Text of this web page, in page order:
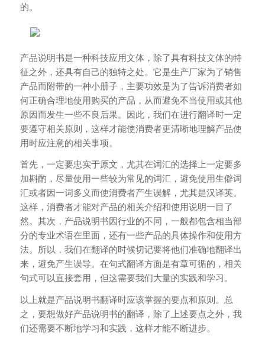
的。
产品说明书是一种科技应用文体，除了具有科技文体的特
征之外，还具有自己的独特之处。它是生产厂家为了销售
产品而附带的一种小册子，主要功效是为了告诉消费者如
何正确合理地使用购买的产品，从而避免不当使用或其他
原因而发生一些不良后果。因此，我们在进行翻译时一定
要遵守相关原则，这样才能使消费者更清晰地理解产品使
用时应注意的相关事项。
首先，一定要忠实于原文，尤其在词汇的选择上一定要多
加斟酌，尽量使用一些较为常见的词汇，避免使用生僻词
汇或者因一词多义而使消费者产生误解，尤其是汉译英。
这样，消费者才能对产品的相关介绍和使用说明一目了
然。其次，产品说明书因行业的不同，一般都包含相当部
分的专业术语在里面，还有一些产品的具体操作和使用方
法。所以，我们在翻译的时候切记要将他们准确地翻译出
来，避免产生误导。在句式翻译方面是有章可循的，相关
句式可以直接套用，但这需要我们大量的实践和学习。
以上就是产品说明书翻译时应该掌握的要点和原则。总
之，要想做好产品说明书的翻译，除了上述要点之外，我
们还需要不断地学习和实践，这样才能不断进步。